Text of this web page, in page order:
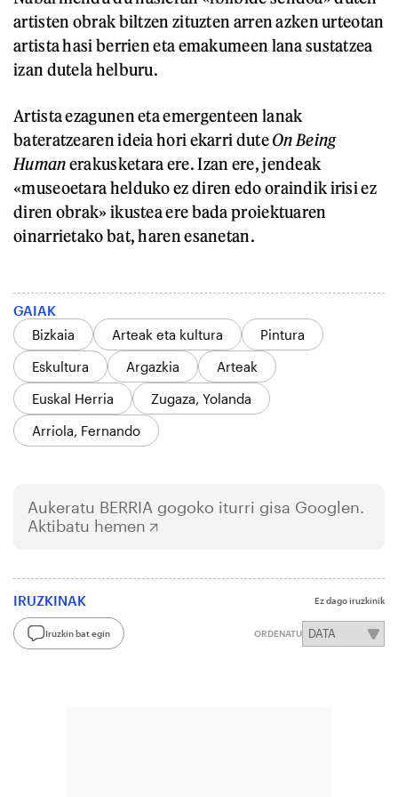
artisten obrak biltzen zituzten arren azken urteotan
artista hasi berrien eta emakumeen lana sustatzea
izan dutela helburu.
Artista ezagunen eta emergenteen lanak
bateratzearen ideia hori ekarri duteOn Being
Humanerakusketara ere. Izan ere, jendeak
«museoetara helduko ez diren edo oraindik irisi ez
diren obrak» ikustea ere bada proiektuaren
oinarrietako bat, haren esanetan.
GAIAK
Bizkaia
Arteak eta kultura
Pintura
Eskultura
Argazkia
Arteak
Euskal Herria
Zugaza, Yolanda
Arriola, Fernando
Aukeratu BERRIA gogoko iturri gisa Googlen.
Aktibatu hemen
IRUZKINAK Ez dago iruzkinik
Iruzkin bat egin ORDENATU